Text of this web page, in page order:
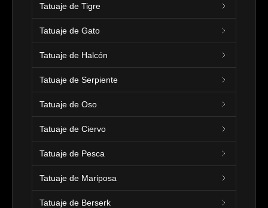
Tatuaje de Tigre
Tatuaje de Gato
Tatuaje de Halcón
Tatuaje de Serpiente
Tatuaje de Oso
Tatuaje de Ciervo
Tatuaje de Pesca
Tatuaje de Mariposa
Tatuaje de Berserk